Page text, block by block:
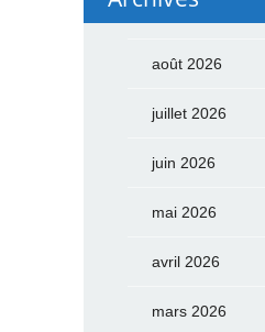
août 2026
juillet 2026
juin 2026
mai 2026
avril 2026
mars 2026